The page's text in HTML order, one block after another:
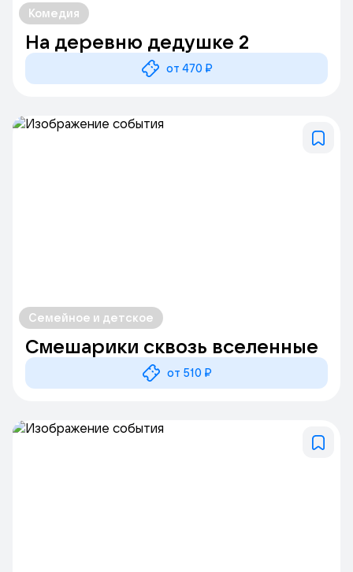
Комедия
На деревню дедушке 2
от 470 ₽
Семейное и детское
Смешарики сквозь вселенные
от 510 ₽